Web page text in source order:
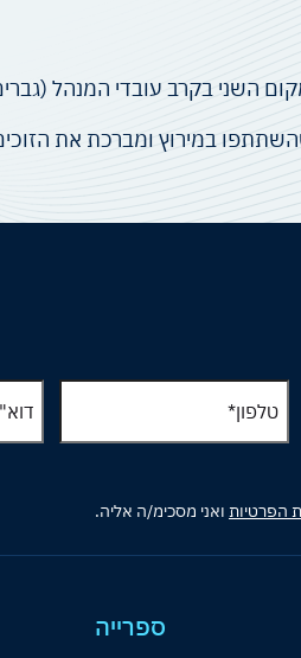
השני בקרב עובדי המנהל
במירוץ ומברכת את
ואני מסכימ/ה אליה.
ספרייה